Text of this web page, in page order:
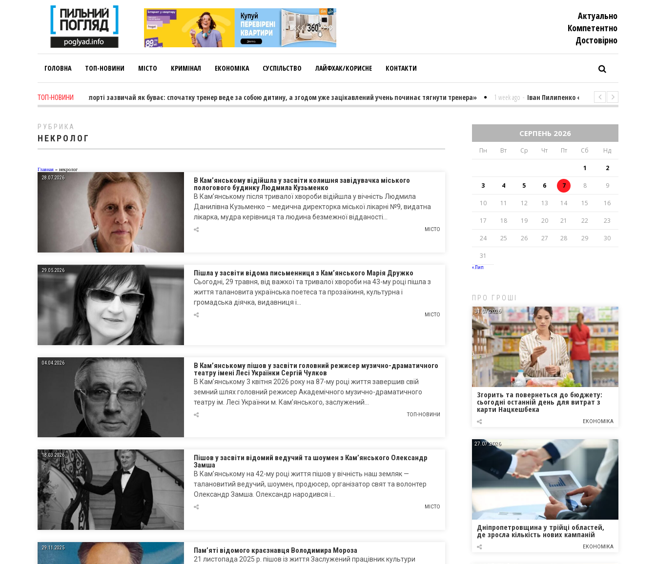
Актуально
Компетентно
Достовiрно
ГОЛОВНА ТОП-НОВИНИ МІСТО КРИМІНАЛ ЕКОНОМІКА СУСПІЛЬСТВО ЛАЙФХАК/КОРИСНЕ КОНТАКТИ
ТОП-НОВИНИ
Лариса Коновалова: «У спорті зазвичай як буває: спочатку тренер веде за собою дитину, а згодом уже зацікавлений учень починає тягнути тренера» 1 week ago - Іван Пилипенко «Найважчими є суто
РУБРИКА
НЕКРОЛОГ
Главная » некролог
28.07.2026
В Кам’янському відійшла у засвіти колишня завідувачка міського
пологового будинку Людмила Кузьменко
В Кам’янському після тривалої хвороби відійшла у вічність Людмила
Данилівна Кузьменко – медична директорка міської лікарні №9, видатна
лікарка, мудра керівниця та людина безмежної відданості…
МІСТО
29.05.2026 Пішла у засвіти відома письменниця з Кам’янського Марія Дружко
Сьогодні, 29 травня, від важкої та тривалої хвороби на 43-му році пішла з
життя талановита українська поетеса та прозаїкиня, культурна і
громадська діячка, видавниця і…
МІСТО
04.04.2026
В Кам’янському пішов у засвіти головний режисер музично-драматичного
театру імені Лесі Українки Сергій Чулков
В Кам’янському 3 квітня 2026 року на 87-му році життя завершив свій
земний шлях головний режисер Академічного музично-драматичного
театру ім. Лесі Українки м. Кам’янського, заслужений…
ТОП-НОВИНИ
18.03.2026
Пішов у засвіти відомий ведучий та шоумен з Кам’янського Олександр
Замша
В Кам’янському на 42-му році життя пішов у вічність наш земляк —
талановитий ведучий, шоумен, продюсер, організатор свят та волонтер
Олександр Замша. Олександр народився і…
МІСТО
29.11.2025 Пам’яті відомого краєзнавця Володимира Мороза
21 листопада 2025 р. пішов із життя Заслужений працівник культури
СЕРПЕНЬ 2026
Пн Вт Ср Чт Пт Сб Нд
1 2
3 4 5 6 7 8 9
10 11 12 13 14 15 16
17 18 19 20 21 22 23
24 25 26 27 28 29 30
31
« Лип
ПРО ГРОШІ
31.07.2026
Згорить та повернеться до бюджету:
сьогодні останній день для витрат з
карти Нацкешбека
ЕКОНОМІКА
27.07.2026
Дніпропетровщина у трійці областей,
де зросла кількість нових кампаній
ЕКОНОМІКА